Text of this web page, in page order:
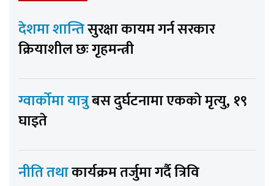
देशमा शान्तिसुरक्षा कायम गर्न सरकार
क्रियाशील छः गृहमन्त्री
ग्वार्कोमा यात्रुबस दुर्घटनामा एकको मृत्यु, १९
घाइते
नीति तथाकार्यक्रम तर्जुमा गर्दै त्रिवि